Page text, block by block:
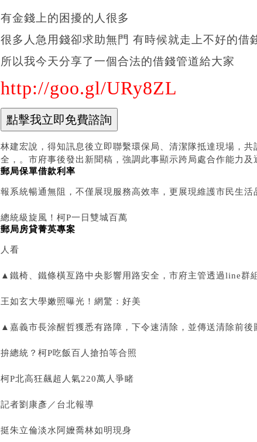
有金錢上的困擾的人很多
很多人急用錢卻求助無門 有時候就走上不好的借
所以我今天分享了一個合法的借錢管道給大家
http://goo.gl/URy8ZL
林建宏說，得知訊息後立即聯繫環保局、清潔隊抵達現場，
全，。市府事後發出新聞稿，強調此事顯示跨局處合作能力及
郵局保單借款利率
報系統暢通無阻，不僅展現服務高效率，更展現維護市民生活
總統級旋風！柯P一日雙城百萬
郵局房貸菁英專案
人看
▲鐵椅、鐵條橫亙路中央影響用路安全，市府主管透過line群
王如玄大學嫩照曝光！網驚：好美
▲嘉義市長涂醒哲獲悉有路障，下令速清除，並傳送清除前後
拚總統？柯P吃飯百人搶拍等合照
柯P北高狂飆超人氣220萬人爭睹
記者劉康彥／台北報導
挺朱立倫淡水阿嬤喬林如明現身